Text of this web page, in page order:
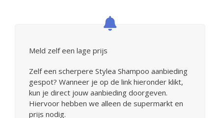
Meld zelf een lage prijs
Zelf een scherpere Stylea Shampoo aanbieding
gespot? Wanneer je op de link hieronder klikt,
kun je direct jouw aanbieding doorgeven.
Hiervoor hebben we alleen de supermarkt en
prijs nodig.